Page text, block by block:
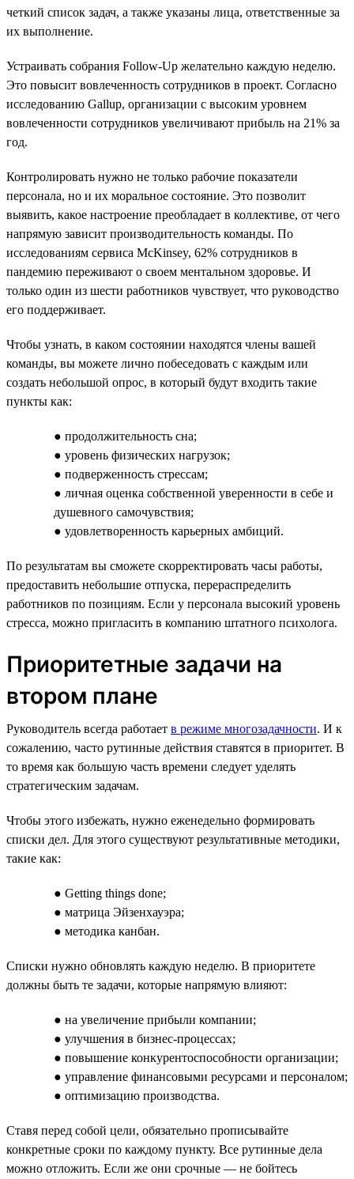
четкий список задач, а также указаны лица, ответственные за
их выполнение.
Устраивать собрания Follow-Up желательно каждую неделю.
Это повысит вовлеченность сотрудников в проект. Согласно
исследованию Gallup, организации с высоким уровнем
вовлеченности сотрудников увеличивают прибыль на 21% за
год.
Контролировать нужно не только рабочие показатели
персонала, но и их моральное состояние. Это позволит
выявить, какое настроение преобладает в коллективе, от чего
напрямую зависит производительность команды. По
исследованиям сервиса McKinsey, 62% сотрудников в
пандемию переживают о своем ментальном здоровье. И
только один из шести работников чувствует, что руководство
его поддерживает.
Чтобы узнать, в каком состоянии находятся члены вашей
команды, вы можете лично побеседовать с каждым или
создать небольшой опрос, в который будут входить такие
пункты как:
● продолжительность сна;
● уровень физических нагрузок;
● подверженность стрессам;
● личная оценка собственной уверенности в себе и
душевного самочувствия;
● удовлетворенность карьерных амбиций.
По результатам вы сможете скорректировать часы работы,
предоставить небольшие отпуска, перераспределить
работников по позициям. Если у персонала высокий уровень
стресса, можно пригласить в компанию штатного психолога.
Приоритетные задачи на
втором плане
Руководитель всегда работает в режиме многозадачности. И к
сожалению, часто рутинные действия ставятся в приоритет. В
то время как большую часть времени следует уделять
стратегическим задачам.
Чтобы этого избежать, нужно еженедельно формировать
списки дел. Для этого существуют результативные методики,
такие как:
● Getting things done;
● матрица Эйзенхауэра;
● методика канбан.
Списки нужно обновлять каждую неделю. В приоритете
должны быть те задачи, которые напрямую влияют:
● на увеличение прибыли компании;
● улучшения в бизнес-процессах;
● повышение конкурентоспособности организации;
● управление финансовыми ресурсами и персоналом;
● оптимизацию производства.
Ставя перед собой цели, обязательно прописывайте
конкретные сроки по каждому пункту. Все рутинные дела
можно отложить. Если же они срочные — не бойтесь